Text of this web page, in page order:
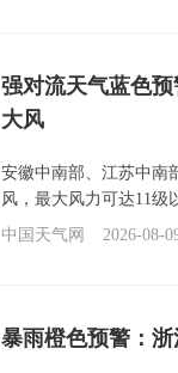
强对流天气蓝色
大风
安徽中南部、江苏中南
风，最大风力可达11级
中国天气网
2026-08-
暴雨橙色预警：